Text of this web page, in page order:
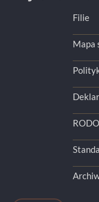
Filie
Mapa
RODO